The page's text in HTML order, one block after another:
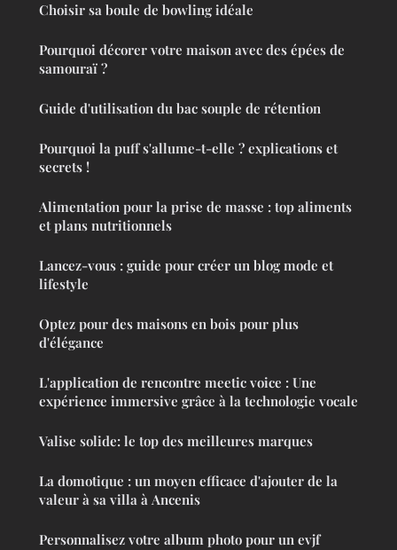
Choisir sa boule de bowling idéale
Pourquoi décorer votre maison avec des épées de
samouraï ?
Guide d'utilisation du bac souple de rétention
Pourquoi la puff s'allume-t-elle ? explications et
secrets !
Alimentation pour la prise de masse : top aliments
et plans nutritionnels
Lancez-vous : guide pour créer un blog mode et
lifestyle
Optez pour des maisons en bois pour plus
d'élégance
L'application de rencontre meetic voice : Une
expérience immersive grâce à la technologie vocale
Valise solide: le top des meilleures marques
La domotique : un moyen efficace d'ajouter de la
valeur à sa villa à Ancenis
Personnalisez votre album photo pour un evjf